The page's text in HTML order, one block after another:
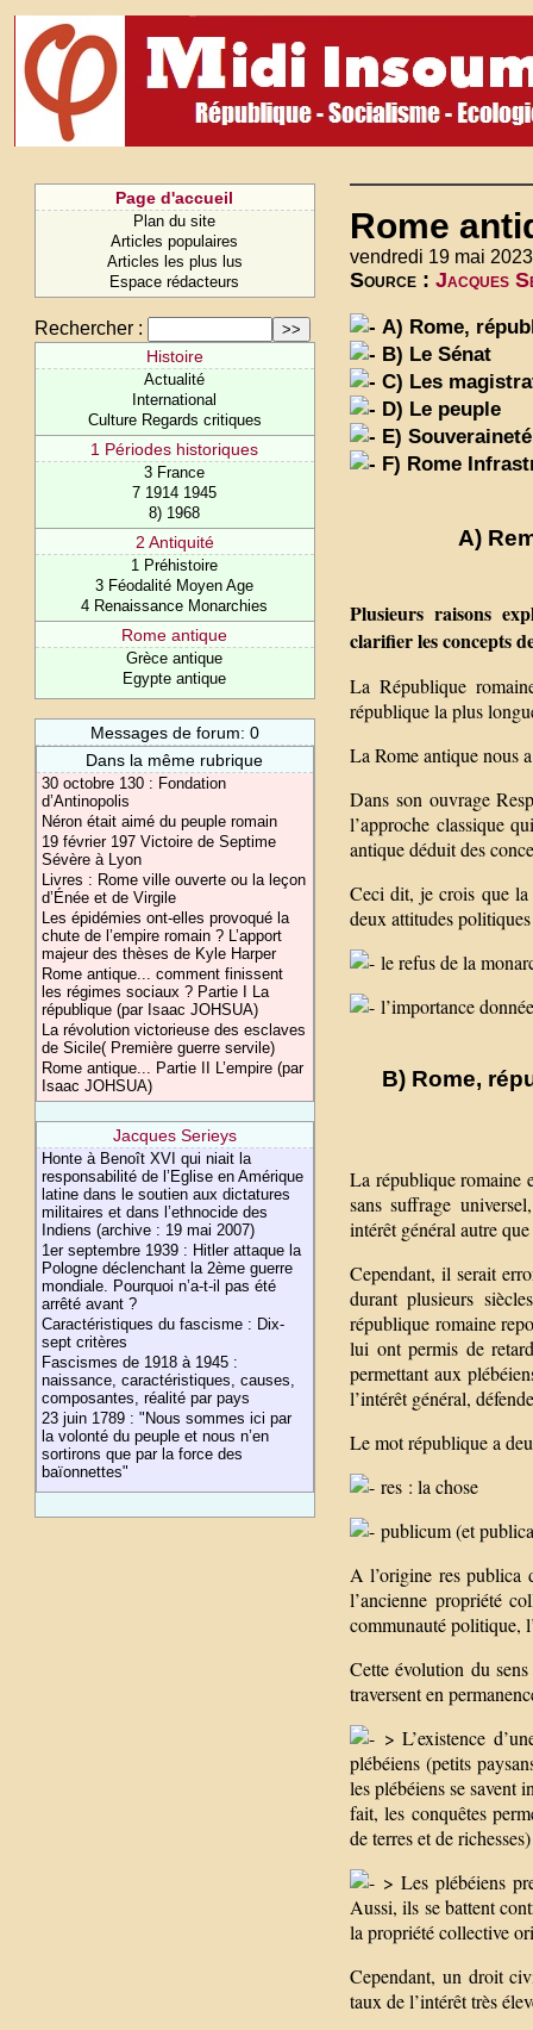
Page d'accueil
Plan du site
Articles populaires
Articles les plus lus
Espace rédacteurs
Rechercher :
Histoire
Actualité
International
Culture Regards critiques
1 Périodes historiques
3 France
7 1914 1945
8) 1968
2 Antiquité
1 Préhistoire
3 Féodalité Moyen Age
4 Renaissance Monarchies
Rome antique
Grèce antique
Egypte antique
Messages de forum: 0
Dans la même rubrique
30 octobre 130 : Fondation
d’Antinopolis
Néron était aimé du peuple romain
19 février 197 Victoire de Septime
Sévère à Lyon
Livres : Rome ville ouverte ou la leçon
d’Énée et de Virgile
Les épidémies ont-elles provoqué la
chute de l’empire romain ? L’apport
majeur des thèses de Kyle Harper
Rome antique... comment finissent
les régimes sociaux ? Partie I La
république (par Isaac JOHSUA)
La révolution victorieuse des esclaves
de Sicile( Première guerre servile)
Rome antique... Partie II L’empire (par
Isaac JOHSUA)
Jacques Serieys
Honte à Benoît XVI qui niait la
responsabilité de l’Eglise en Amérique
latine dans le soutien aux dictatures
militaires et dans l’ethnocide des
Indiens (archive : 19 mai 2007)
1er septembre 1939 : Hitler attaque la
Pologne déclenchant la 2ème guerre
mondiale. Pourquoi n’a-t-il pas été
arrêté avant ?
Caractéristiques du fascisme : Dix-
sept critères
Fascismes de 1918 à 1945 :
naissance, caractéristiques, causes,
composantes, réalité par pays
23 juin 1789 : "Nous sommes ici par
la volonté du peuple et nous n’en
sortirons que par la force des
baïonnettes"
Rome
vendredi 19 mai
Source : Jacques
A) Rome,
B) Le Sénat
C) Les
D) Le peuple
E)
F) Rome
A)
Plusieurs raisons
clarifier les concepts
La République
république la plus
La Rome antique nous
Dans son ouvrage
l’approche classique
antique déduit des
Ceci dit, je crois que
deux attitudes
le refus de la
l’importance
B) Rome,
La république romaine
sans suffrage
intérêt général autre
Cependant, il serait
durant plusieurs
république romaine
lui ont permis de
permettant aux
l’intérêt général,
Le mot république a
res : la chose
publicum (et
A l’origine res publica
l’ancienne propriété
communauté politique,
Cette évolution du
traversent en
> L’existence
plébéiens (petits
les plébéiens se savent
fait, les conquêtes
de terres et de
> Les plébéiens
Aussi, ils se battent
la propriété collective
Cependant, un droit
taux de l’intérêt très